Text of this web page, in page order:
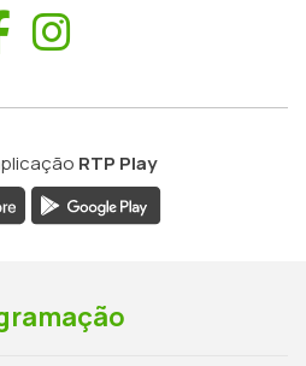
Facebook
RTP Play